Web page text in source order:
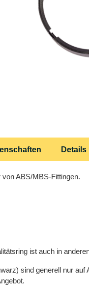
Details
ABS/MBS-Fittingen.
ist auch in
sind generell nur